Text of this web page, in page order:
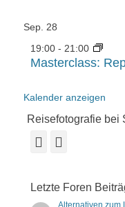
Sep. 28
19:00 - 21:00
Masterclass:
Kalender anzeigen
Reisefotografie bei
Facebook
Letzte Foren
Alternativen zum